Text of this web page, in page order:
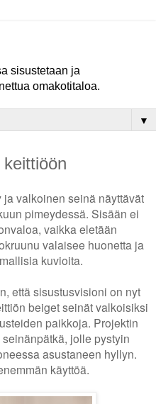
sisustetaan ja
omakotitaloa.
▼
valkoinen seinä näyttävät
pimeydessä. Sisään ei
vaikka eletään
valaisee huonetta ja
kuvioita.
että sisustusvisioni on nyt
beiget seinät valkoisiksi
paikkoja. Projektin
jolle pystyin
asustaneen hyllyn.
käyttöä.